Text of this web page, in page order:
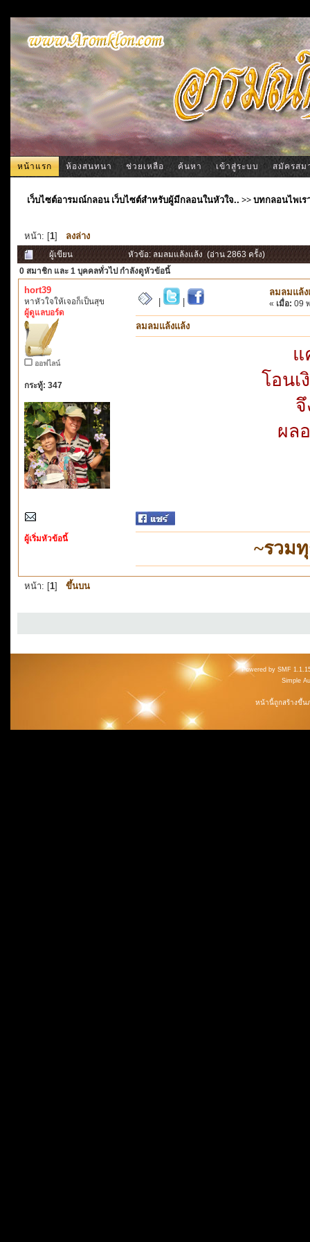
หน้าแรก ห้องสนทนา ช่วยเหลือ ค้นหา เข้าสู่ระบบ สมัครสม
เว็บไซต์อารมณ์กลอน เว็บไซต์สำหรับผู้มีกลอนในหัวใจ.. >>บทกลอนไพเร
หน้า: [1] ลงล่าง
ผู้เขียน
หัวข้อ: ลมลมแล้งแล้ง (อ่าน 2863 ครั้ง)
0 สมาชิก และ 1 บุคคลทั่วไป กำลังดูหัวข้อนี้
hort39
หาหัวใจให้เจอก็เป็นสุข
ผู้ดูแลบอร์ด
ออฟไลน์
กระทู้: 347
ผู้เริ่มหัวข้อนี้
ลมลมแล้ง
« เมื่อ: 09
ลมลมแล้งแล้ง
แ
โอน
ผล
~รวม
หน้า: [1] ขึ้นบน
Powered by SMF
Simple
หน้านี้ถูกสร้างขึ้น